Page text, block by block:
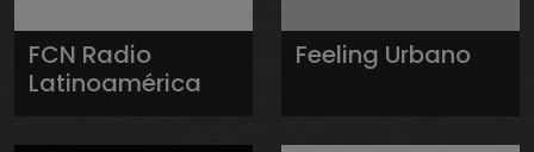
FCN Radio
Latinoamérica
Feeling Urbano